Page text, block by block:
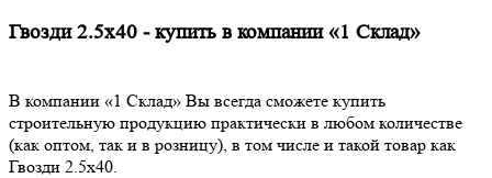
Гвозди 2.5х40 - купить в компании «1 Склад»
В компании «1 Склад» Вы всегда сможете купить
строительную продукцию практически в любом количестве
(как оптом, так и в розницу), в том числе и такой товар как
Гвозди 2.5х40.